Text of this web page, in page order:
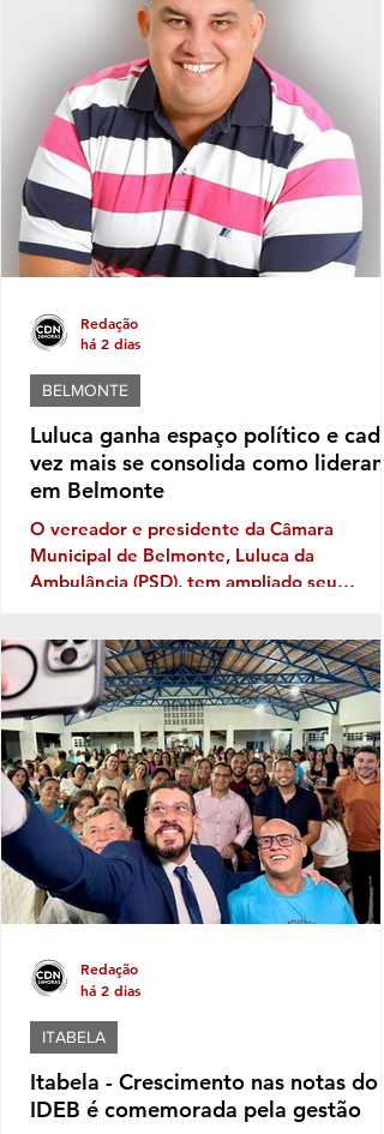
desgoverno, baixas de aliados, firulas do
gestor e sucessivos erros administrativos
são os ingredientes do que se tornou a
governança no município de
SantaCruzCabrália, fator que leva os
moradores a refletir, sobretudo em quem e
Luluca ganha espaço político e cada
vez mais se consolida como
em Belmonte
O vereador e presidente da Câmara
Municipal de Belmonte, Luluca da
Ambulância (PSD), tem ampliado seu
musculatura política deve aumentar ainda
mais este ano, caso se confirme a
expectativa da votação de Fabíola Mansur,
nome defendido por Luluca para estadual,
sendo a mais votada dentro do núcleo
político governista que tem dois nomes na
disputa, o nome do prefeito e Fabíola,
candidata de Luluca. Luluca conaeguiu ao
longo dos anos montar
BELMONTE
Redação
há 2 dias
Itabela - Crescimento nas notas do
IDEB é comemorada pela gestão
ITABELA
Redação
há 2 dias